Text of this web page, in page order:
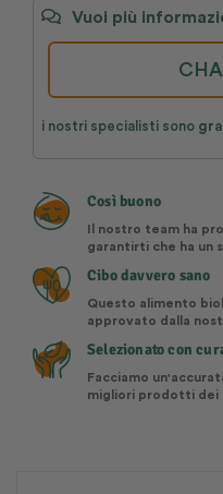
Vuoi più
i nostri specialisti sono
Così buono
Il nostro team ha
garantirti che ha un
Cibo davvero sano
Questo alimento
approvato dalla
Selezionato con
Facciamo
migliori prodotti dei